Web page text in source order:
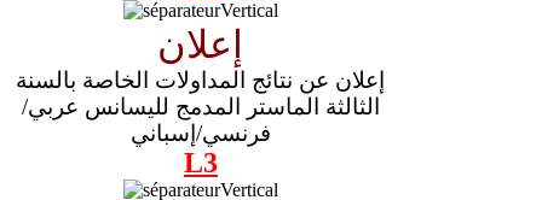
إعلان
إعلان عن نتائج المداولات الخاصة بالسنة
الثالثة الماستر المدمج لليسانس عربي/
فرنسي/إسباني
L3